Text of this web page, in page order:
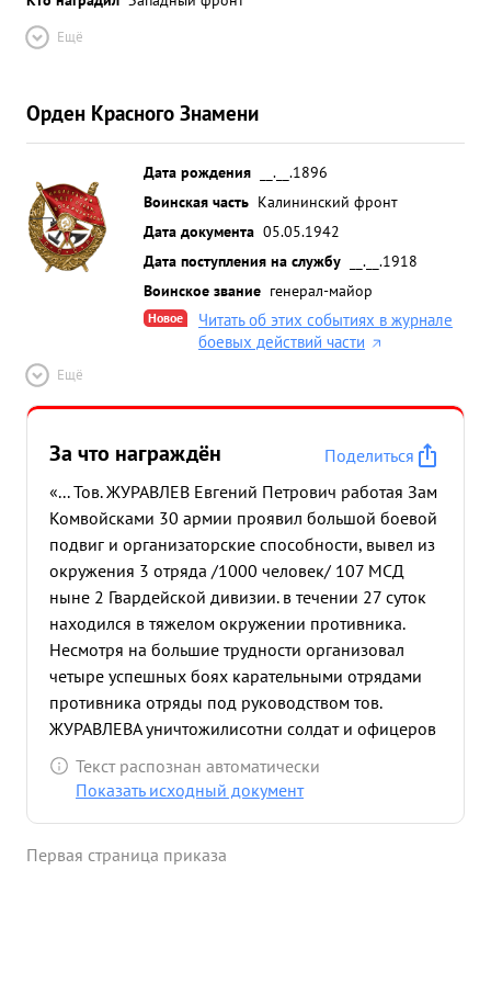
Ещё
Орден Красного Знамени
Дата рождения
__.__.1896
Воинская часть Калининский фронт
Дата документа 05.05.1942
Дата поступления на службу
__.__.1918
Воинское звание генерал-майор
Новое
Читать об этих событиях в журнале
боевых действий части
Ещё
За что награждён
Поделиться
«... Тов. ЖУРАВЛЕВ Евгений Петрович работая Зам
Комвойсками 30 армии проявил большой боевой
подвиг и организаторские способности, вывел из
окружения 3 отряда /1000 человек/ 107 МСД
ныне 2 Гвардейской дивизии. в течении 27 суток
находился в тяжелом окружении противника.
Несмотря на большие трудности организовал
четыре успешных боях карательными отрядами
противника отряды под руководством тов.
ЖУРАВЛЕВА уничтожилисотни солдат и офицеров
Тов. ЖУРАВЛЕВ сохранил боевой дух отрядов,
вывел их из окружения сохранив большинство
. послан в части по выполнению боевого задания
Текст распознан автоматически
Показать исходный документ
Первая страница приказа